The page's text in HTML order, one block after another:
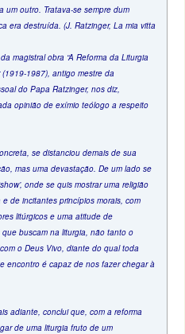
um outro. Tratava-se sempre dum
era destruída. (J. Ratzinger, La mia vitta
magistral obra “A Reforma da Liturgia
1987), antigo mestre da
do Papa Ratzinger, nos diz,
opinião de exímio teólogo a respeito
se distanciou demais de sua
mas uma devastação. De um lado se
onde se quis mostrar uma religião
de incitantes princípios morais, com
litúrgicos e uma atitude de
buscam na liturgia, não tanto o
o Deus Vivo, diante do qual toda
encontro é capaz de nos fazer chegar à
adiante, conclui que, com a reforma
de uma liturgia fruto de um